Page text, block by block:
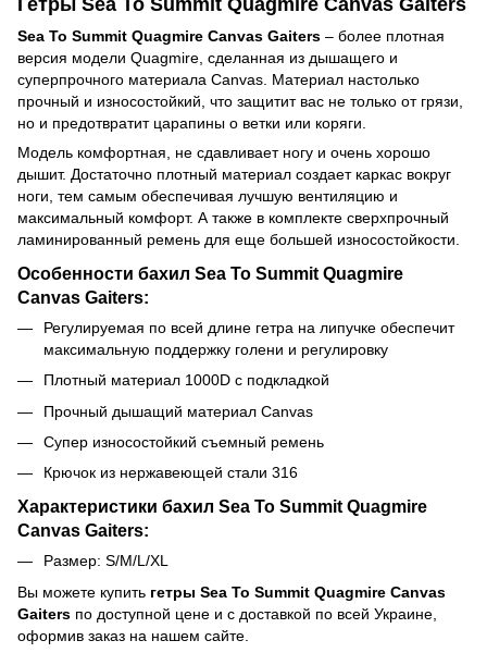
Sea To Summit Quagmire Canvas Gaiters – более плотная
версия модели Quagmire, сделанная из дышащего и
суперпрочного материала Canvas. Материал настолько
прочный и износостойкий, что защитит вас не только от грязи,
но и предотвратит царапины о ветки или коряги.
Модель комфортная, не сдавливает ногу и очень хорошо
дышит. Достаточно плотный материал создает каркас вокруг
ноги, тем самым обеспечивая лучшую вентиляцию и
максимальный комфорт. А также в комплекте сверхпрочный
ламинированный ремень для еще большей износостойкости.
Особенности бахил Sea To Summit Quagmire
Canvas Gaiters:
Регулируемая по всей длине гетра на липучке обеспечит
максимальную поддержку голени и регулировку
Плотный материал 1000D с подкладкой
Прочный дышащий материал Canvas
Супер износостойкий съемный ремень
Крючок из нержавеющей стали 316
Характеристики бахил Sea To Summit Quagmire
Canvas Gaiters:
Размер: S/M/L/XL
Вы можете купить гетры Sea To Summit Quagmire Canvas
Gaiters по доступной цене и с доставкой по всей Украине,
оформив заказ на нашем сайте.